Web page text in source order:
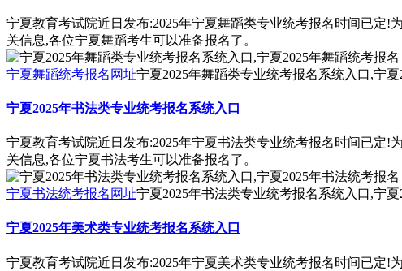
宁夏教育考试院近日发布:2025年宁夏舞蹈类专业统考报名时间已定
关信息,各位宁夏舞蹈考生可以准备报名了。
宁夏舞蹈统考报名网址宁夏2025年舞蹈类专业统考报名系统入口,宁
宁夏2025年书法类专业统考报名系统入口
宁夏教育考试院近日发布:2025年宁夏书法类专业统考报名时间已定
关信息,各位宁夏书法考生可以准备报名了。
宁夏书法统考报名网址宁夏2025年书法类专业统考报名系统入口,宁
宁夏2025年美术类专业统考报名系统入口
宁夏教育考试院近日发布:2025年宁夏美术类专业统考报名时间已定